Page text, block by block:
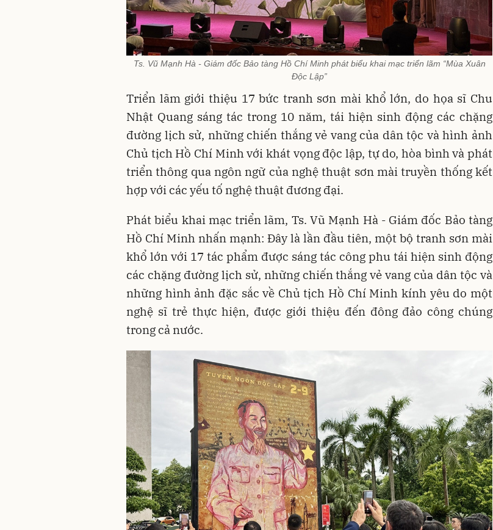
Ts. Vũ Mạnh Hà - Giám đốc Bảo tàng Hồ Chí Minh phát biểu khai mạc triển lãm “Mùa Xuân
Độc Lập”
Triển lãm giới thiệu 17 bức tranh sơn mài khổ lớn, do họa sĩ Chu
Nhật Quang sáng tác trong 10 năm, tái hiện sinh động các chặng
đường lịch sử, những chiến thắng vẻ vang của dân tộc và hình ảnh
Chủ tịch Hồ Chí Minh với khát vọng độc lập, tự do, hòa bình và phát
triển thông qua ngôn ngữ của nghệ thuật sơn mài truyền thống kết
hợp với các yếu tố nghệ thuật đương đại.
Phát biểu khai mạc triển lãm, Ts. Vũ Mạnh Hà - Giám đốc Bảo tàng
Hồ Chí Minh nhấn mạnh: Đây là lần đầu tiên, một bộ tranh sơn mài
khổ lớn với 17 tác phẩm được sáng tác công phu tái hiện sinh động
các chặng đường lịch sử, những chiến thắng vẻ vang của dân tộc và
những hình ảnh đặc sắc về Chủ tịch Hồ Chí Minh kính yêu do một
nghệ sĩ trẻ thực hiện, được giới thiệu đến đông đảo công chúng
trong cả nước.